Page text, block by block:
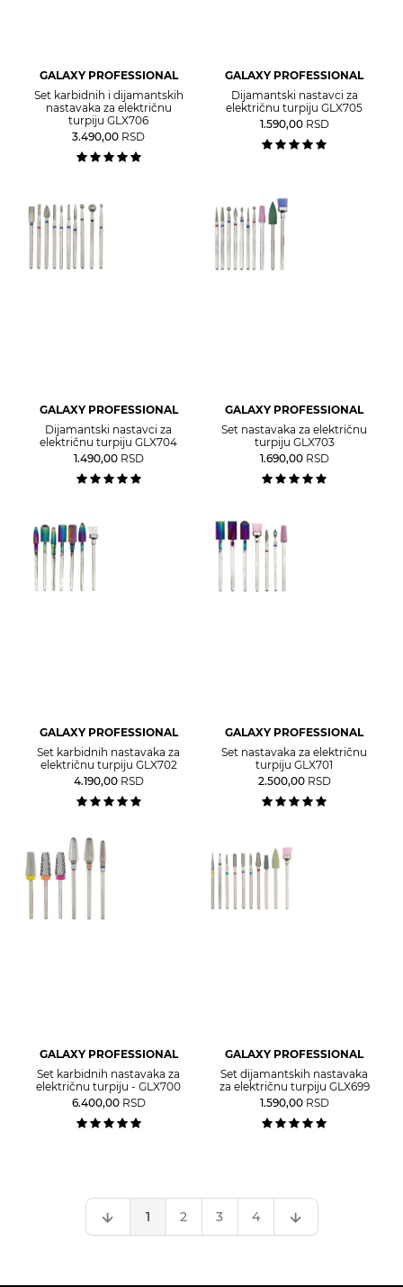
GALAXY PROFESSIONAL
Set karbidnih i dijamantskih
nastavaka za električnu
turpiju GLX706
3.490,00 RSD
GALAXY PROFESSIONAL
Dijamantski nastavci za
električnu turpiju GLX705
1.590,00 RSD
GALAXY PROFESSIONAL
Dijamantski nastavci za
električnu turpiju GLX704
1.490,00 RSD
GALAXY PROFESSIONAL
Set nastavaka za električnu
turpiju GLX703
1.690,00 RSD
GALAXY PROFESSIONAL
Set karbidnih nastavaka za
električnu turpiju GLX702
4.190,00 RSD
GALAXY PROFESSIONAL
Set nastavaka za električnu
turpiju GLX701
2.500,00 RSD
GALAXY PROFESSIONAL
Set karbidnih nastavaka za
električnu turpiju - GLX700
6.400,00 RSD
GALAXY PROFESSIONAL
Set dijamantskih nastavaka
za električnu turpiju GLX699
1.590,00 RSD
1 2 3 4